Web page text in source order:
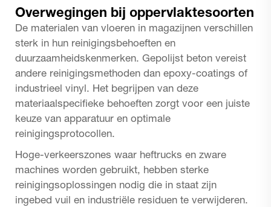
Overwegingen bij oppervlaktesoorten
De materialen van vloeren in magazijnen verschillen
sterk in hun reinigingsbehoeften en
duurzaamheidskenmerken. Gepolijst beton vereist
andere reinigingsmethoden dan epoxy-coatings of
industrieel vinyl. Het begrijpen van deze
materiaalspecifieke behoeften zorgt voor een juiste
keuze van apparatuur en optimale
reinigingsprotocollen.
Hoge-verkeerszones waar heftrucks en zware
machines worden gebruikt, hebben sterke
reinigingsoplossingen nodig die in staat zijn
ingebed vuil en industriële residuen te verwijderen.